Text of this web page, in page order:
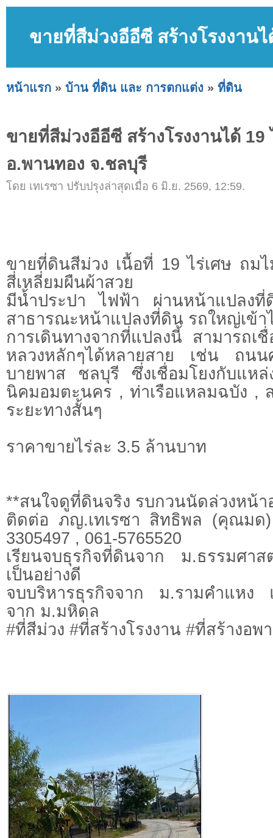
ขายที่สีม่วงอีอีซี สร้างโรงงาน
หน้าแรก » บ้าน ที่ดิน และ การตกแต่ง » ที่ดิน
ขายที่สีม่วงอีอีซี สร้างโรงงานได้ 19
อ.พานทอง จ.ชลบุรี
โดย เทเรซา ปรับปรุงล่าสุดเมื่อ 6 มิ.ย. 2569, 12:59.
ขายที่ดินสีม่วง เนื้อที่ 19 ไร่เศษ ถม
สี่เหลี่ยมผืนผ้าสวย
มีน้ำประปา ไฟฟ้า ผ่านหน้าแปลง
สาธารณะหน้าแปลงที่ดิน รถใหญ่เข้า
การเดินทางจากที่แปลงนี้ สามารถเ
หลวงหลักๆได้หลายสาย เช่น ถ
บายพาส ชลบุรี ซึ่งเชื่อมโยงกับแห
นิคมอมตะนคร , ท่าเรือแหลมฉบัง ,
ระยะทางสั้นๆ
ราคาขายไร่ละ 3.5 ล้านบาท
**สนใจดูที่ดินจริง รบกวนนัดล่วงหน้า
ติดต่อ ภญ.เทเรซา สิทธิพล (คุณมด
3305497 , 061-5765520
เรียนจบธุรกิจที่ดินจาก ม.ธรรมศา
เป็นอย่างดี
จบบริหารธุรกิจจาก ม.รามคำแหง
จาก ม.มหิดล
#ที่สีม่วง #ที่สร้างโรงงาน #ที่สร้างอพ